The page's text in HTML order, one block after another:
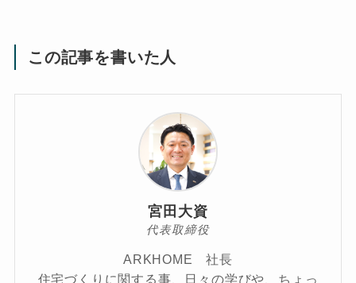
この記事を書いた人
宮田大資
代表取締役
ARKHOME 社長
住宅づくりに関する事、日々の学びや、ちょっ